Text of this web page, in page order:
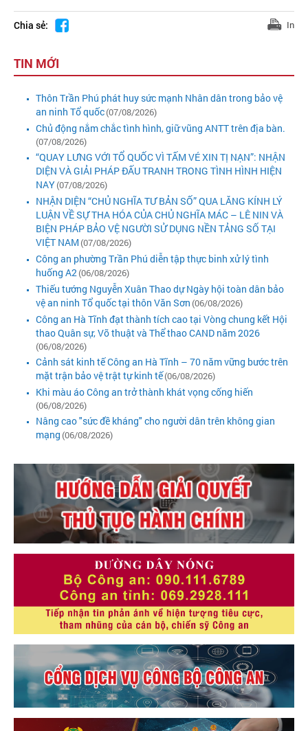
Chia sẻ: In
TIN MỚI
Thôn Trần Phú phát huy sức mạnh Nhân dân trong bảo vệ
an ninh Tổ quốc(07/08/2026)
Chủ động nắm chắc tình hình, giữ vũng ANTT trên địa bàn.
(07/08/2026)
“QUAY LƯNG VỚI TỔ QUỐC VÌ TẤM VÉ XIN TỊ NẠN”: NHẬN
DIỆN VÀ GIẢI PHÁP ĐẤU TRANH TRONG TÌNH HÌNH HIỆN
NAY(07/08/2026)
NHẬN DIỆN “CHỦ NGHĨA TƯ BẢN SỐ” QUA LĂNG KÍNH LÝ
LUẬN VỀ SỰ THA HÓA CỦA CHỦ NGHĨA MÁC – LÊ NIN VÀ
BIỆN PHÁP BẢO VỆ NGƯỜI SỬ DỤNG NỀN TẢNG SỐ TẠI
VIỆT NAM (07/08/2026)
Công an phường Trần Phú diễn tập thực binh xử lý tình
huống A2(06/08/2026)
Thiếu tướng Nguyễn Xuân Thao dự Ngày hội toàn dân bảo
vệ an ninh Tổ quốc tại thôn Văn Sơn (06/08/2026)
Công an Hà Tĩnh đạt thành tích cao tại Vòng chung kết Hội
thao Quân sự, Võ thuật và Thể thao CAND năm 2026
(06/08/2026)
Cảnh sát kinh tế Công an Hà Tĩnh – 70 năm vững bước trên
mặt trận bảo vệ trật tự kinh tế(06/08/2026)
Khi màu áo Công an trở thành khát vọng cống hiến
(06/08/2026)
Nâng cao "sức đề kháng" cho người dân trên không gian
mạng (06/08/2026)